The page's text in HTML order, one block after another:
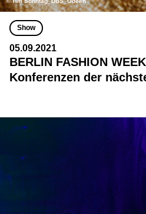
Show
05.09.2021
BERLIN FASHION
Konferenzen der